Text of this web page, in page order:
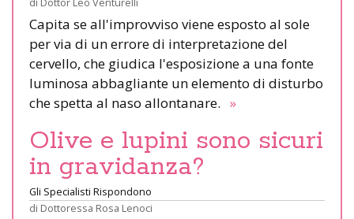
Capita se all'improvviso viene esposto al sole
per via di un errore di interpretazione del
cervello, che giudica l'esposizione a una fonte
luminosa abbagliante un elemento di disturbo
che spetta al naso allontanare. »
Olive e lupini sono sicuri
in gravidanza?
Gli Specialisti Rispondono
di Dottoressa Rosa Lenoci